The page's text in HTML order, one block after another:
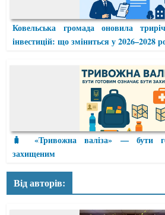
Ковельська громада оновила
інвестицій: що зміниться у 2026–2028
🧳 «Тривожна валіза» — бути
захищеним
Від авторів: